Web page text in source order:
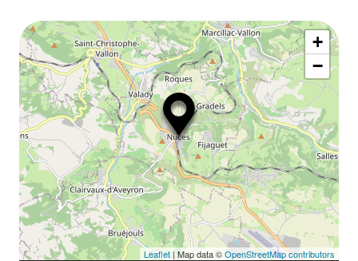
ou
+
−
Leaflet | Map data ©OpenStreetMap contributors